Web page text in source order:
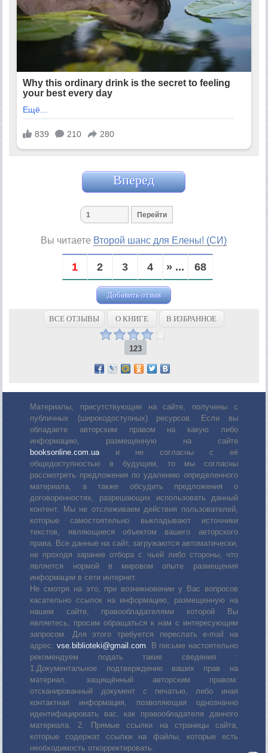
Вперед
Вы читаете Второй шанс для Елены! (СИ)
1 2 3 4 » ... 68
Добавить отзыв
ВСЕ ОТЗЫВЫ О КНИГЕ В ИЗБРАННОЕ
123
Материалы, присутствующие на сайте, получены с
публичных (широкодоступных) ресурсов. Если вы
обладаете авторским правом на какую либо
информацию, размещенную на сайте
booksonline.com.uaи не согласны с её
общедоступностью в будущем, то мы согласны
рассмотреть предложения по удалению определенного
материала, а также обсудить предложения о
договоренностях, разрешающих использовать данный
контент. Мы не отслеживаем действия пользователей,
которые самостоятельно выкладывают источники
текстов, являющиеся объектом вашего авторского
права. Все данные на сайт, загружаются автоматически,
не проходя заранее отбора с чьей либо стороны, что
является нормой в мировом опыте размещения
информации в сети интернет.
Не смотря на это, при возникновении у Вас вопросов
касательно ссылок на информацию, размещенную на
нашем сайте, правообладателями которой Вы
являетесь, просим обращаться к нам с интересующим
запросом. Для этого требуется переслать е-mail на
адрес: vse.biblioteki@gmail.com. В письме настоятельно
рекомендуем подать такие сведения :
1.Документальное подтверждение ваших прав на
материал, защищённый авторским правом:
отсканированный документ с печатью, либо иная
контактная информация, позволяющая однозначно
идентифицировать вас, как правообладателя данного
материала. 2. Прямые ссылки на страницы сайта,
которые содержат ссылки на файлы, которые есть
необходимость откорректировать.